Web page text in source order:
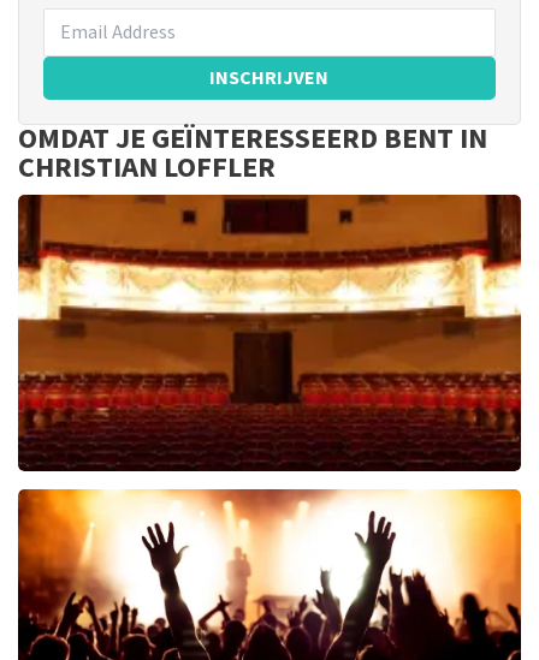
INSCHRIJVEN
OMDAT JE GEÏNTERESSEERD BENT IN
CHRISTIAN LOFFLER
Chanson
102+ reviews
BEKIJKEN